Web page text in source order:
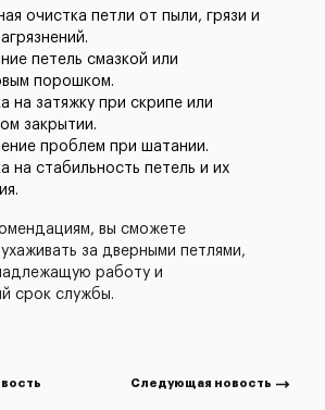
очистка петли от пыли, грязи и
петель смазкой или
порошком.
на затяжку при скрипе или
закрытии.
проблем при шатании.
на стабильность петель и их
вы сможете
за дверными петлями,
работу и
срок службы.
Следующая новость